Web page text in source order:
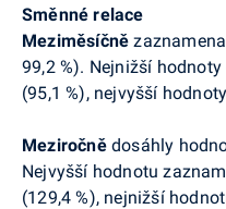
Směnné relace
Meziměsíčně
99,2 %). Nejnižší
(95,1 %), nejvyšší
Meziročnědosáhly
Nejvyšší hodnotu
(129,4 %), nejnižší